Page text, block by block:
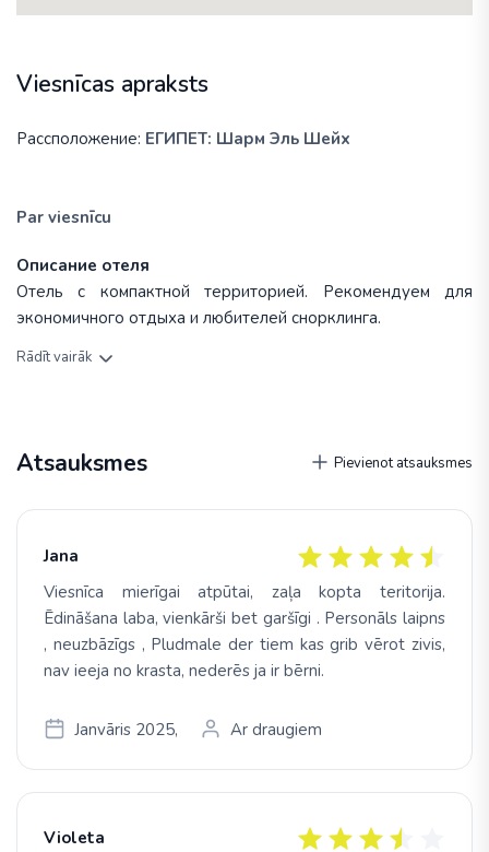
Viesnīcas apraksts
Рассположение: ЕГИПЕТ: Шарм Эль Шейх
Par viesnīcu
Описание отеля
Отель с компактной территорией. Рекомендуем для
экономичного отдыха и любителей снорклинга.
Rādīt vairāk
Atsauksmes Pievienot atsauksmes
Jana
Viesnīca mierīgai atpūtai, zaļa kopta teritorija.
Ēdināšana laba, vienkārši bet garšīgi . Personāls laipns
, neuzbāzīgs , Pludmale der tiem kas grib vērot zivis,
nav ieeja no krasta, nederēs ja ir bērni.
Janvāris 2025, Ar draugiem
Violeta